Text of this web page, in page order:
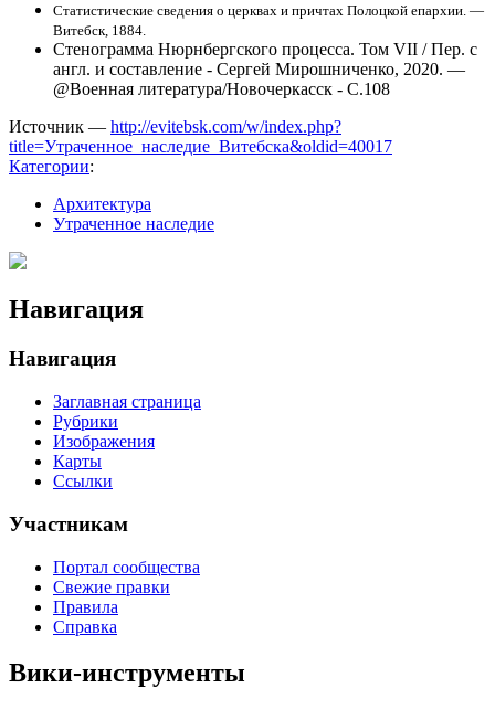
Статистические сведения о церквах и причтах Полоцкой епархии. —
Витебск, 1884.
Стенограмма Нюрнбергского процесса. Том VII / Пер. с
англ. и составление - Сергей Мирошниченко, 2020. —
@Военная литература/Новочеркасск - C.108
Источник — http://evitebsk.com/w/index.php?
title=Утраченное_наследие_Витебска&oldid=40017
Категории:
Архитектура
Утраченное наследие
Навигация
Навигация
Заглавная страница
Рубрики
Изображения
Карты
Ссылки
Участникам
Портал сообщества
Свежие правки
Правила
Справка
Вики-инструменты